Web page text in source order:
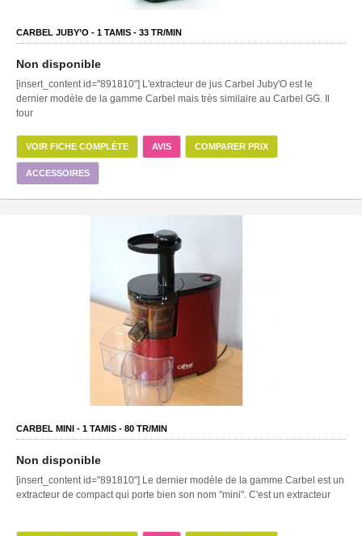
CARBEL JUBY’O - 1 TAMIS - 33 TR/MIN
Non disponible
[insert_content id="891810"] L'extracteur de jus Carbel Juby'O est le
dernier modèle de la gamme Carbel mais très similaire au Carbel GG. Il
tour
VOIR FICHE COMPLÈTE AVIS COMPARER PRIX
ACCESSOIRES
CARBEL MINI - 1 TAMIS - 80 TR/MIN
Non disponible
[insert_content id="891810"] Le dernier modèle de la gamme Carbel est un
extracteur de compact qui porte bien son nom "mini". C'est un extracteur